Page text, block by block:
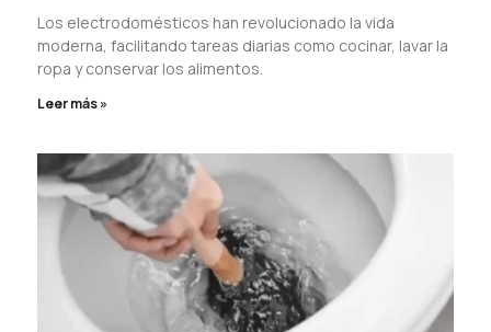
Los electrodomésticos han revolucionado la vida
moderna, facilitando tareas diarias como cocinar, lavar la
ropa y conservar los alimentos.
Leer más »